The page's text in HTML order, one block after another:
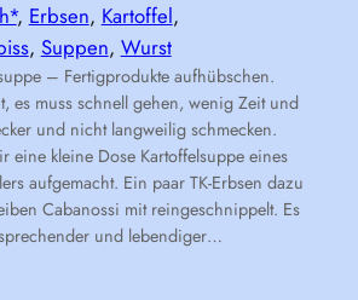
, Erbsen, Kartoffel
, Suppen, Wurst
– Fertigprodukte aufhübschen.
es muss schnell gehen, wenig Zeit und
und nicht langweilig schmecken.
eine kleine Dose Kartoffelsuppe eines
aufgemacht. Ein paar TK-Erbsen dazu
Cabanossi mit reingeschnippelt. Es
und lebendiger…